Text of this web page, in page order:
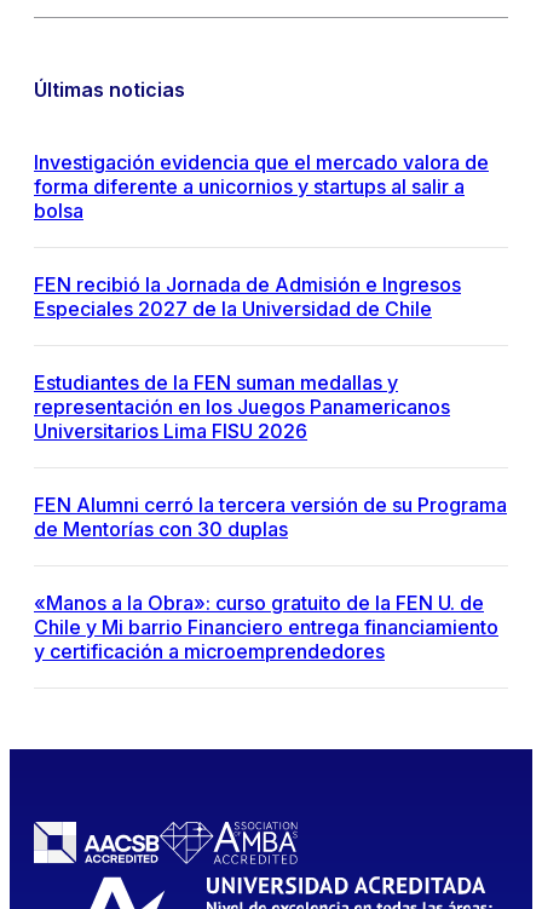
Últimas noticias
Investigación evidencia que el mercado valora de
forma diferente a unicornios y startups al salir a
bolsa
FEN recibió la Jornada de Admisión e Ingresos
Especiales 2027 de la Universidad de Chile
Estudiantes de la FEN suman medallas y
representación en los Juegos Panamericanos
Universitarios Lima FISU 2026
FEN Alumni cerró la tercera versión de su Programa
de Mentorías con 30 duplas
«Manos a la Obra»: curso gratuito de la FEN U. de
Chile y Mi barrio Financiero entrega financiamiento
y certificación a microemprendedores